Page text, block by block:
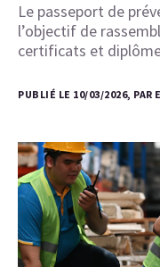
Le passeport de
l’objectif de
certificats et
PUBLIÉ LE 10/03/2026, PAR